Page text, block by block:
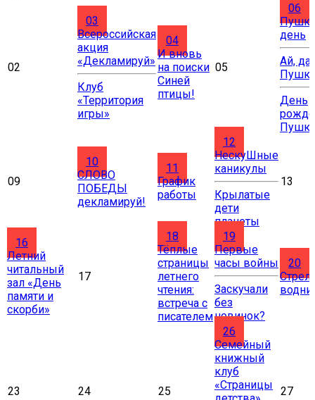
02
03
Всероссийская
акция
«Декламируй»
Клуб
«Территория
игры»
04
И вновь
на поиски
Синей
птицы!
05
06
день
Ай, да
День
09
10
СЛОВО
ПОБЕДЫ
декламируй!
11
График
работы
12
НескуШные
каникулы
Крылатые
дети
планеты
13
16
Летний
читальный
зал «День
памяти и
скорби»
17
18
Тёплые
страницы
летнего
чтения:
встреча с
писателем
19
Первые
часы войны
Заскучали
без
новинок?
20
23 24 25
26
Cемейный
книжный
клуб
«Страницы
27